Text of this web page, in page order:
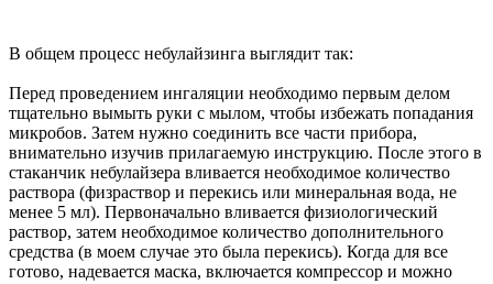
В общем процесс небулайзинга выглядит так:
Перед проведением ингаляции необходимо первым делом
тщательно вымыть руки с мылом, чтобы избежать попадания
микробов. Затем нужно соединить все части прибора,
внимательно изучив прилагаемую инструкцию. После этого в
стаканчик небулайзера вливается необходимое количество
раствора (физраствор и перекись или минеральная вода, не
менее 5 мл). Первоначально вливается физиологический
раствор, затем необходимое количество дополнительного
средства (в моем случае это была перекись). Когда для все
готово, надевается маска, включается компрессор и можно